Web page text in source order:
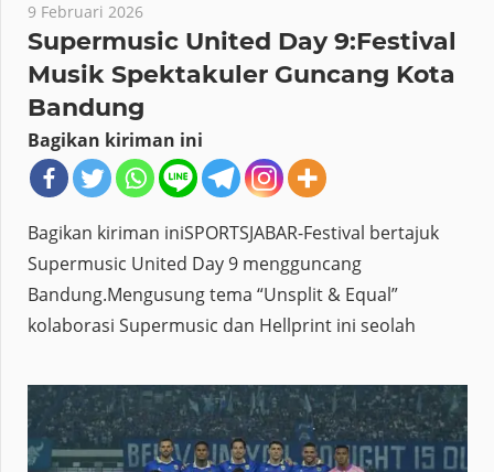
9 Februari 2026
Supermusic United Day 9:Festival
Musik Spektakuler Guncang Kota
Bandung
Bagikan kiriman ini
Bagikan kiriman iniSPORTSJABAR-Festival bertajuk
Supermusic United Day 9 mengguncang
Bandung.Mengusung tema “Unsplit & Equal”
kolaborasi Supermusic dan Hellprint ini seolah